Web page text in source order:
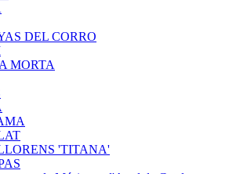
DEL CORRO
MORTA
'TITANA'